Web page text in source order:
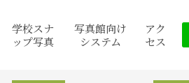
学校スナ
ップ写真
写真館向け
システム
アク
セス